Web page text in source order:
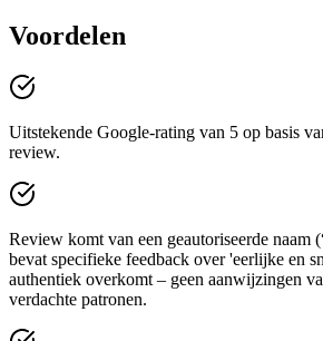
Voordelen
Uitstekende Google-rating van 5 op basis
review.
Review komt van een geautoriseerde naam
bevat specifieke feedback over 'eerlijke en
authentiek overkomt – geen aanwijzingen
verdachte patronen.